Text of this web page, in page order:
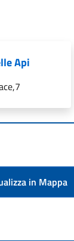
Api
in Mappa